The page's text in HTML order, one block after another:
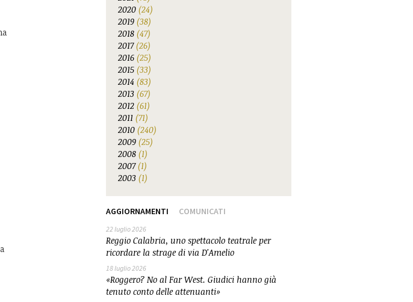
2020 (24)
2019 (38)
2018 (47)
2017(26)
2016 (25)
2015 (33)
2014 (83)
2013 (67)
2012 (61)
2011 (71)
2010 (240)
2009 (25)
2008 (1)
2007(1)
2003 (1)
AGGIORNAMENTI COMUNICATI
22 luglio 2026
Reggio Calabria, uno spettacolo teatrale per
ricordare la strage di via D'Amelio
18 luglio 2026
«Roggero? No al Far West. Giudici hanno già
tenuto conto delle attenuanti»